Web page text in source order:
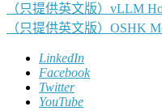
文
章
（只提供英文版）vLLM
（只提供英文版）OSHK
LinkedIn
Facebook
Twitter
YouTube